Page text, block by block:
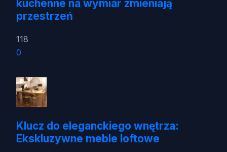
kuchenne na wymiar zmieniają
przestrzeń
118
0
Klucz do eleganckiego wnętrza:
Ekskluzywne meble loftowe